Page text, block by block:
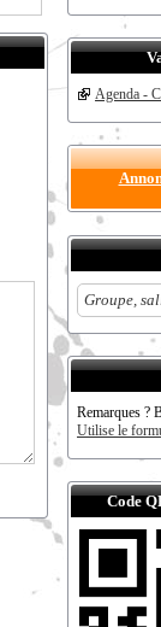
Agenda -
Remarques ?
Utilise le
Code